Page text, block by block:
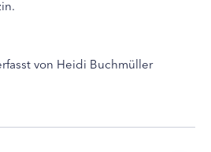
von Heidi Buchmüller